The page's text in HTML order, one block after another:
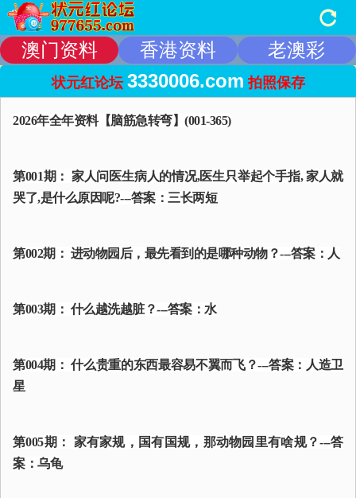
澳门资料 香港资料 老澳彩
状元红论坛 3330006.com 拍照保存
2026年全年资料【脑筋急转弯】(001-365)
第001期： 家人问医生病人的情况,医生只举起个手指, 家人就
哭了,是什么原因呢?---答案：三长两短
第002期： 进动物园后，最先看到的是哪种动物？---答案：人
第003期： 什么越洗越脏？---答案：水
第004期： 什么贵重的东西最容易不翼而飞？---答案：人造卫
星
第005期： 家有家规，国有国规，那动物园里有啥规？---答
案：乌龟